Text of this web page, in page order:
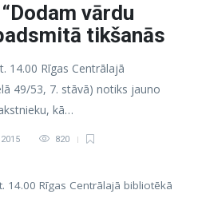
vārdu
tikšanās
14.00 Rīgas Centrālajā
49/53, 7. stāvā) notiks jauno
kā…
820
14.00 Rīgas Centrālajā bibliotēkā